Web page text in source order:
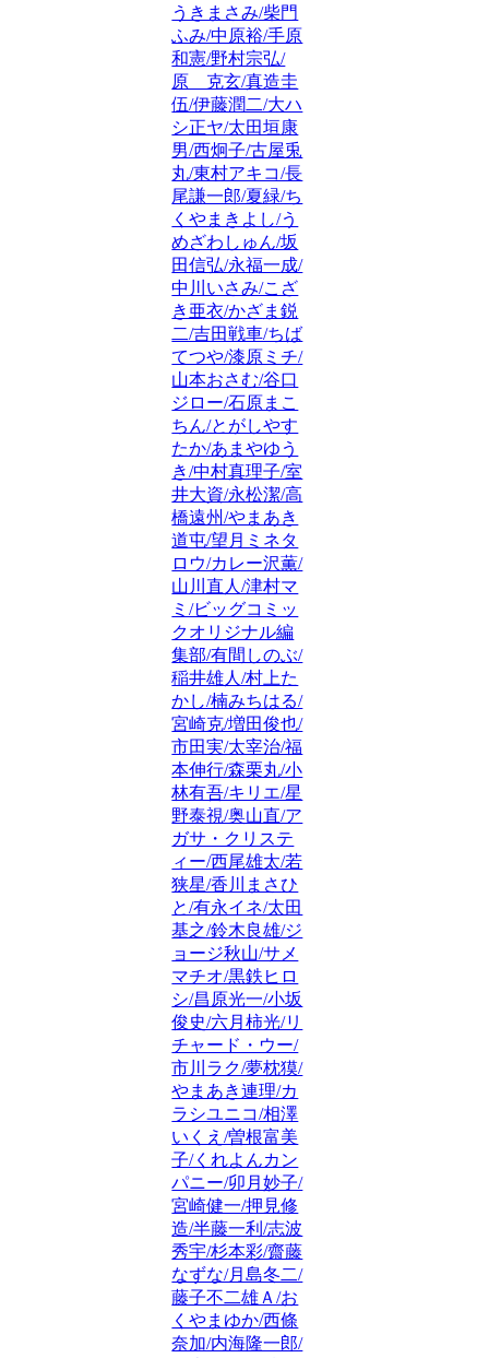
うきまさみ/柴門
ふみ/中原裕/手原
和憲/野村宗弘/
原 克玄/真造圭
伍/伊藤潤二/大ハ
シ正ヤ/太田垣康
男/西炯子/古屋兎
丸/東村アキコ/長
尾謙一郎/夏緑/ち
くやまきよし/う
めざわしゅん/坂
田信弘/永福一成/
中川いさみ/こざ
き亜衣/かざま鋭
二/吉田戦車/ちば
てつや/漆原ミチ/
山本おさむ/谷口
ジロー/石原まこ
ちん/とがしやす
たか/あまやゆう
き/中村真理子/室
井大資/永松潔/高
橋遠州/やまあき
道屯/望月ミネタ
ロウ/カレー沢薫/
山川直人/津村マ
ミ/ビッグコミッ
クオリジナル編
集部/有間しのぶ/
稲井雄人/村上た
かし/楠みちはる/
宮崎克/増田俊也/
市田実/太宰治/福
本伸行/森栗丸/小
林有吾/キリエ/星
野泰視/奥山直/ア
ガサ・クリステ
ィー/西尾雄太/若
狭星/香川まさひ
と/有永イネ/太田
基之/鈴木良雄/ジ
ョージ秋山/サメ
マチオ/黒鉄ヒロ
シ/昌原光一/小坂
俊史/六月柿光/リ
チャード・ウー/
市川ラク/夢枕獏/
やまあき連理/カ
ラシユニコ/相澤
いくえ/曽根富美
子/くれよんカン
パニー/卯月妙子/
宮崎健一/押見修
造/半藤一利/志波
秀宇/杉本彩/齋藤
なずな/月島冬二/
藤子不二雄Ａ/お
くやまゆか/西條
奈加/内海隆一郎/